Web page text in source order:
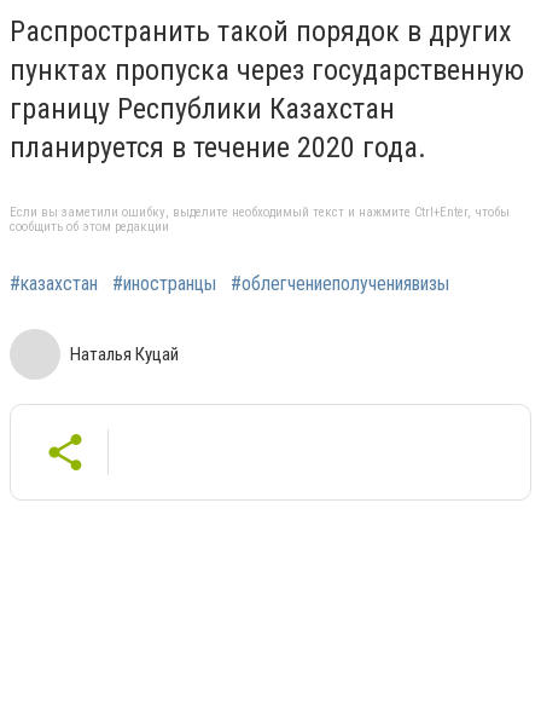
Распространить такой порядок в других
пунктах пропуска через государственную
границу Республики Казахстан
планируется в течение 2020 года.
Если вы заметили ошибку, выделите необходимый текст и нажмите Ctrl+Enter, чтобы
сообщить об этом редакции
#казахстан #иностранцы #облегчениеполучениявизы
Наталья Куцай